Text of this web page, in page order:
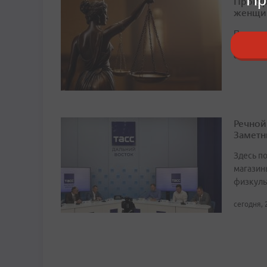
сегодня,
Здесь
сегодня,